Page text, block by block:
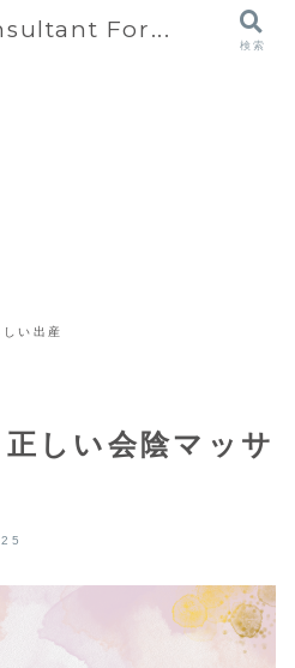
しい出産
正しい会陰マッサ
For...
検索